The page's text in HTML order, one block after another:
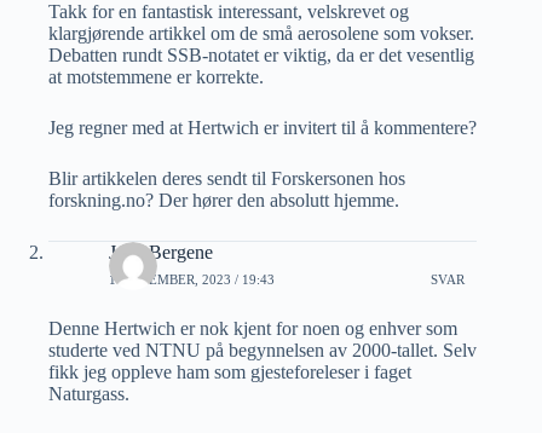
Takk for en fantastisk interessant, velskrevet og
klargjørende artikkel om de små aerosolene som vokser.
Debatten rundt SSB-notatet er viktig, da er det vesentlig
at motstemmene er korrekte.
Jeg regner med at Hertwich er invitert til å kommentere?
Blir artikkelen deres sendt til Forskersonen hos
forskning.no? Der hører den absolutt hjemme.
Jarle Bergene
1 NOVEMBER, 2023 / 19:43 SVAR
Denne Hertwich er nok kjent for noen og enhver som
studerte ved NTNU på begynnelsen av 2000-tallet. Selv
fikk jeg oppleve ham som gjesteforeleser i faget
Naturgass.